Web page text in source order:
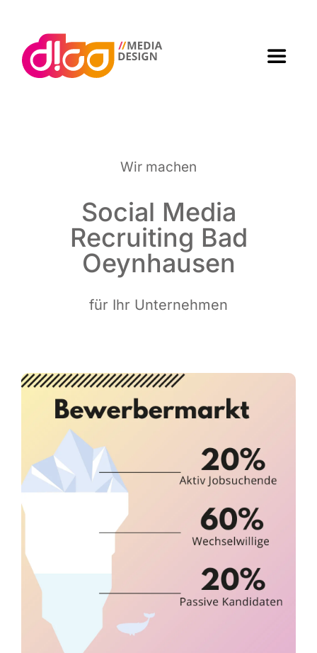
springen
Toggle
Leis­tun­gen
Maga­zin
Wir machen
Social Media
Recrui­ting Bad
Oeynhausen
für Ihr Unternehmen